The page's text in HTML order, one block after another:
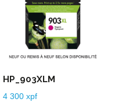
HP_903XLM
4 300xpf